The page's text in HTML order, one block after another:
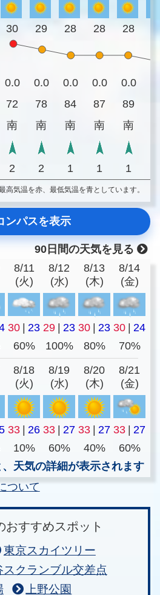
30 29 28 28 28
0.0 0.0 0.0 0.0 0.0
72
78 84 87 89
南
南 南 南 南
2 2 1 1 1
気温を赤、最低気温を青としています。
ンパスを表示
90日間の天気を見る
8/11
(火)
8/12
(水)
8/13
(木)
8/14
(金)
30 | 23 29 | 23 30 | 23 30 | 24
60% 100% 80% 70%
8/18
(火)
8/19
(水)
8/20
(木)
8/21
(金)
33 26 33 27 33 27 33
27
10% 60% 40%
60%
天気の詳細が表示されます
ついて
おすすめスポット
東京スカイツリー
スクランブル交差点
上野公園